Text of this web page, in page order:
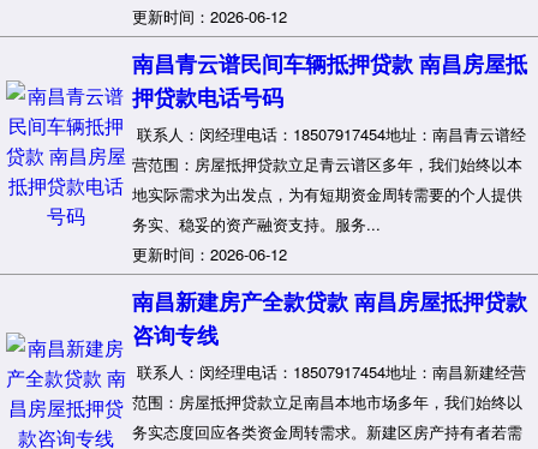
更新时间：2026-06-12
南昌青云谱民间车辆抵押贷款 南昌房屋抵
押贷款电话号码
联系人：闵经理电话：18507917454地址：南昌青云谱经
营范围：房屋抵押贷款立足青云谱区多年，我们始终以本
地实际需求为出发点，为有短期资金周转需要的个人提供
务实、稳妥的资产融资支持。服务...
更新时间：2026-06-12
南昌新建房产全款贷款 南昌房屋抵押贷款
咨询专线
联系人：闵经理电话：18507917454地址：南昌新建经营
范围：房屋抵押贷款立足南昌本地市场多年，我们始终以
务实态度回应各类资金周转需求。新建区房产持有者若需